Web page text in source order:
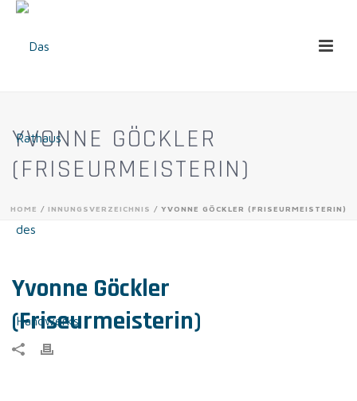
YVONNE GÖCKLER
(FRISEURMEISTERIN)
HOME / INNUNGSVERZEICHNIS / YVONNE GÖCKLER (FRISEURMEISTERIN)
Yvonne Göckler
(Friseurmeisterin)